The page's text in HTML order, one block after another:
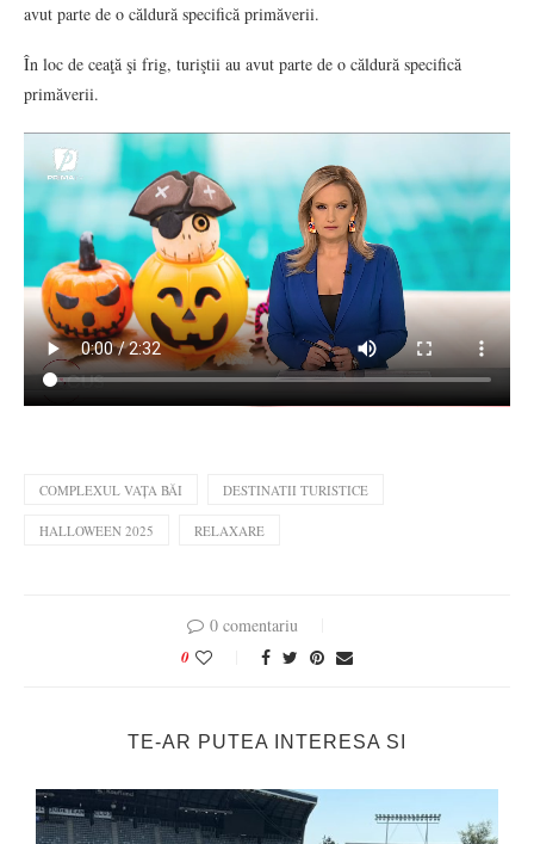
avut parte de o căldură specifică primăverii.
În loc de ceaţă şi frig, turiştii au avut parte de o căldură specifică
primăverii.
COMPLEXUL VAȚA BĂI DESTINATII TURISTICE
HALLOWEEN 2025 RELAXARE
0 comentariu
0
TE-AR PUTEA INTERESA SI